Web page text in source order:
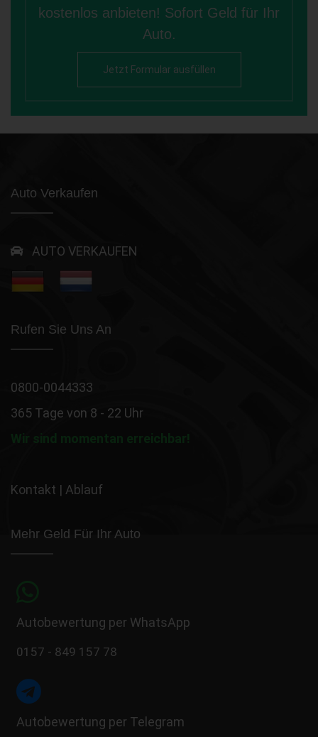
kostenlos anbieten! Sofort Geld für Ihr
Auto.
Jetzt Formular ausfüllen
Auto Verkaufen
AUTO VERKAUFEN
Rufen Sie Uns An
0800-0044333
365 Tage von 8 - 22 Uhr
Wir sind momentan erreichbar!
Kontakt | Ablauf
Mehr Geld Für Ihr Auto
Autobewertung per WhatsApp
0157 - 849 157 78
Autobewertung per Telegram